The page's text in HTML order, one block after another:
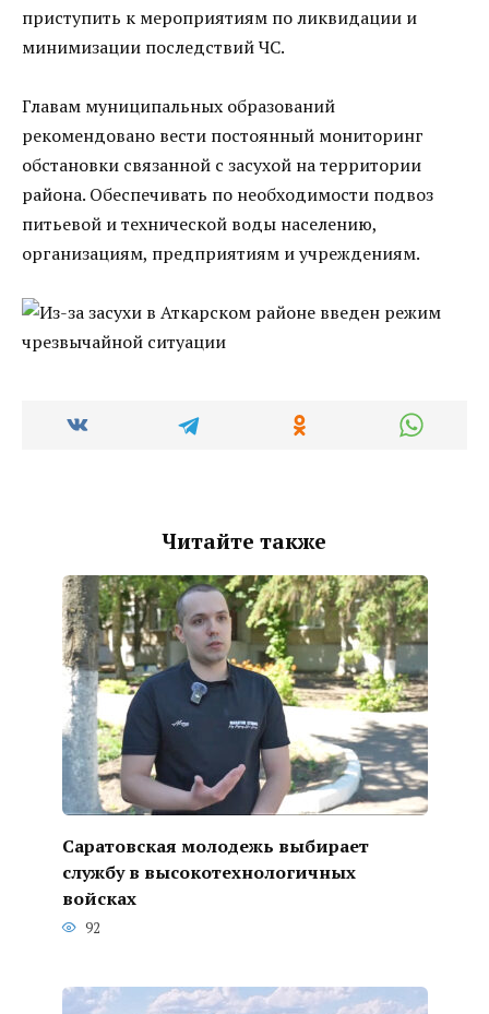
приступить к мероприятиям по ликвидации и
минимизации последствий ЧС.
Главам муниципальных образований
рекомендовано вести постоянный мониторинг
обстановки связанной с засухой на территории
района. Обеспечивать по необходимости подвоз
питьевой и технической воды населению,
организациям, предприятиям и учреждениям.
Читайте также
Саратовская молодежь выбирает
службу в высокотехнологичных
войсках
92